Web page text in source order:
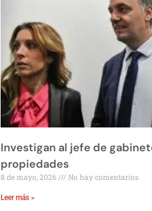
Investigan al jefe de
propiedades
8 de mayo, 2026 No hay comentarios
Leer más »